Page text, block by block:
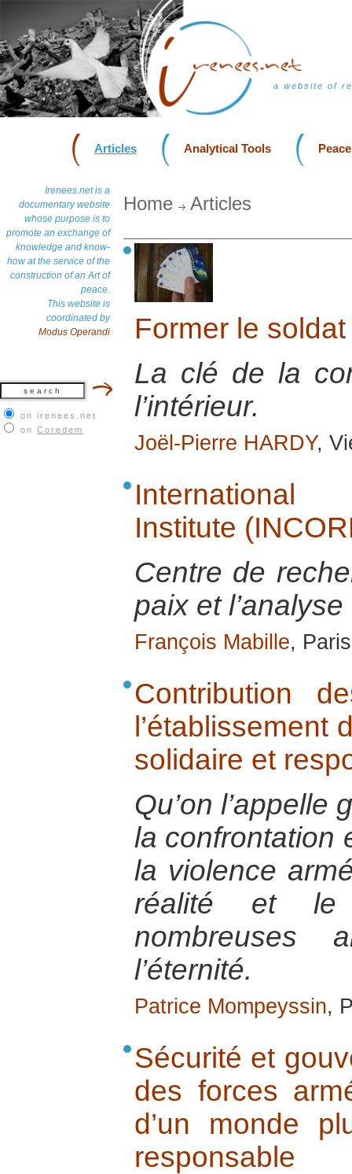
a website of
Articles Analytical Tools
Irenees.net is a
documentary website
whose purpose is to
promote an exchange of
knowledge and know-
how at the service of the
construction of an Art of
peace.
This website is
coordinated by
Modus Operandi
on irenees.net
on Coredem
Home Articles
Former le
La clé de la
l’intérieur.
Joël-Pierre HARDY,
International
Institute
Centre de
paix et
François Mabille,
Contribution
l’établissement
solidaire et
Qu’on l’appelle
la confrontation
la violence
réalité et le
nombreuses
l’éternité.
Patrice Mompeyssin,
Sécurité et
des forces
d’un monde
responsable